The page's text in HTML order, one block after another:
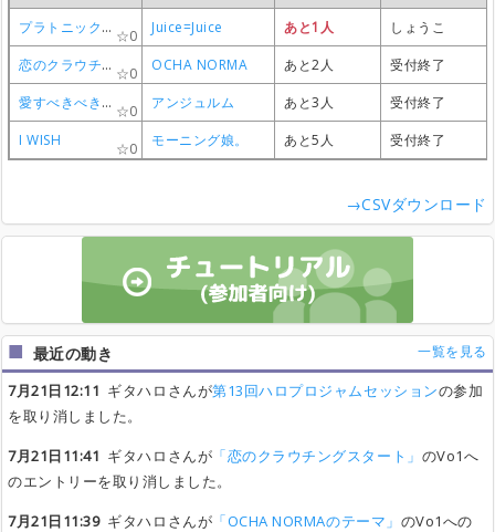
プラトニック・プラネット
0 Juice=Juice あと1人
しょうこ
恋のクラウチングスタート
0 OCHA NORMA あと2人
受付終了
愛すべきべきHuman Life
0 アンジュルム あと3人
受付終了
I WISH
0 モーニング娘。 あと5人 受付終了
プラトニック・プラネット
0 Juice=Juice あと1人
しょうこ
恋のクラウチングスタート
0 OCHA NORMA あと2人
受付終了
愛すべきべきHuman Life
0 アンジュルム あと3人
受付終了
I WISH
0 モーニング娘。 あと5人 受付終了
プラトニック・プラネット
0 Juice=Juice あと1人
しょうこ
恋のクラウチングスタート
0 OCHA NORMA あと2人
受付終了
愛すべきべきHuman Life
0 アンジュルム あと3人
受付終了
I WISH
0 モーニング娘。 あと5人 受付終了
プラトニック・プラネット
0 Juice=Juice あと1人
しょうこ
恋のクラウチングスタート
0 OCHA NORMA あと2人
受付終了
愛すべきべきHuman Life
0 アンジュルム あと3人
受付終了
I WISH
0 モーニング娘。 あと5人 受付終了
→CSVダウンロード
最近の動き 一覧を見る
7月21日12:11 ギタハロさんが第13回ハロプロジャムセッションの参加
を取り消しました。
7月21日11:41 ギタハロさんが 「恋のクラウチングスタート」 のVo1へ
のエントリーを取り消しました。
7月21日11:39ギタハロさんが 「OCHA NORMAのテーマ」 のVo1への